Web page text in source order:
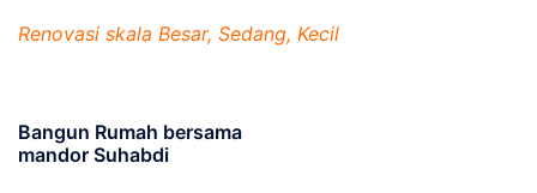
Renovasi skala Besar, Sedang, Kecil
Bangun Rumah bersama
mandor Suhabdi